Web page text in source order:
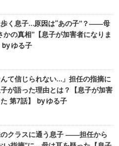
く息子…原因は“あの子”？――母
かの真相”【息子が加害者になりま
by ゆる子
んて信じられない…」担任の指摘に
が語った理由とは？【息子が加害
第7話】 by ゆる子
クラスに通う息子 ――担任から